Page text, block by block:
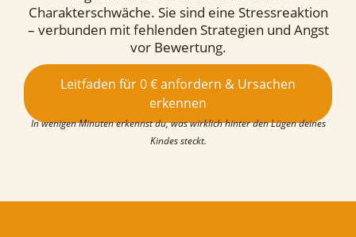
Charakterschwäche. Sie sind eine Stressreaktion
– verbunden mit fehlenden Strategien und Angst
vor Bewertung.
Leitfaden für 0 € anfordern & Ursachen
erkennen
In wenigen Minuten erkennst du, was wirklich hinter den Lügen deines
Kindes steckt.